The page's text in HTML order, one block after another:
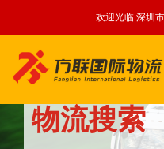
欢迎光临 深圳
物流搜索